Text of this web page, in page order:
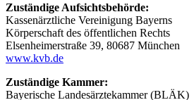
Zuständige Aufsichtsbehörde:
Kassenärztliche Vereinigung Bayerns
Körperschaft des öffentlichen Rechts
Elsenheimerstraße 39, 80687 München
www.kvb.de
Zuständige Kammer:
Bayerische Landesärztekammer (BLÄK)